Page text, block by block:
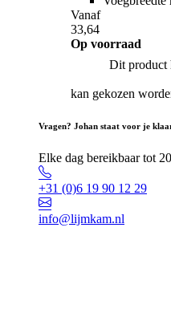
Vanaf
33,64
Op voorraad
Dit product
kan gekozen
Vragen? Johan staat voor je
Elke dag bereikbaar tot
+31 (0)6 19 90 12 29
info@lijmkam.nl